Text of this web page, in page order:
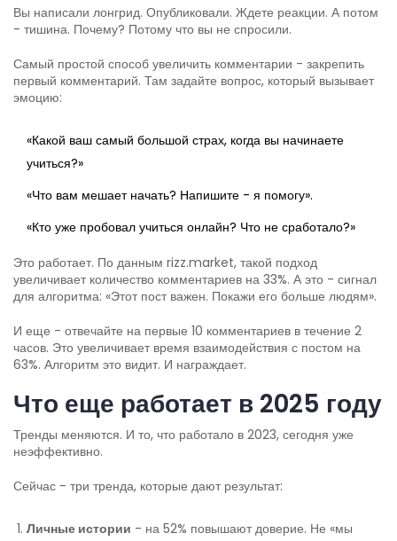
Вы написали лонгрид. Опубликовали. Ждете реакции. А потом
- тишина. Почему? Потому что вы не спросили.
Самый простой способ увеличить комментарии - закрепить
первый комментарий. Там задайте вопрос, который вызывает
эмоцию:
«Какой ваш самый большой страх, когда вы начинаете
учиться?»
«Что вам мешает начать? Напишите - я помогу».
«Кто уже пробовал учиться онлайн? Что не сработало?»
Это работает. По данным rizz.market, такой подход
увеличивает количество комментариев на 33%. А это - сигнал
для алгоритма: «Этот пост важен. Покажи его больше людям».
И еще - отвечайте на первые 10 комментариев в течение 2
часов. Это увеличивает время взаимодействия с постом на
63%. Алгоритм это видит. И награждает.
Что еще работает в 2025 году
Тренды меняются. И то, что работало в 2023, сегодня уже
неэффективно.
Сейчас - три тренда, которые дают результат:
Личные истории - на 52% повышают доверие. Не «мы